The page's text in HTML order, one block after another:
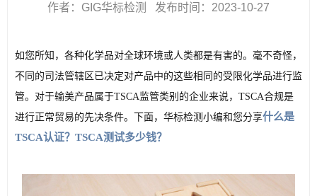
作者：GIG华标检测 发布时间：2023-10-27
如您所知，各种化学品对全球环境或人类都是有害的。毫不奇怪，
不同的司法管辖区已决定对产品中的这些相同的受限化学品进行监
管。对于输美产品属于TSCA监管类别的企业来说，TSCA合规是
进行正常贸易的先决条件。下面，华标检测小编和您分享什么是
TSCA认证？TSCA测试多少钱？